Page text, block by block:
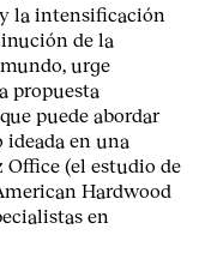
la intensificación
de la
urge
propuesta
puede abordar
ideada en una
Office (el estudio de
Hardwood
en